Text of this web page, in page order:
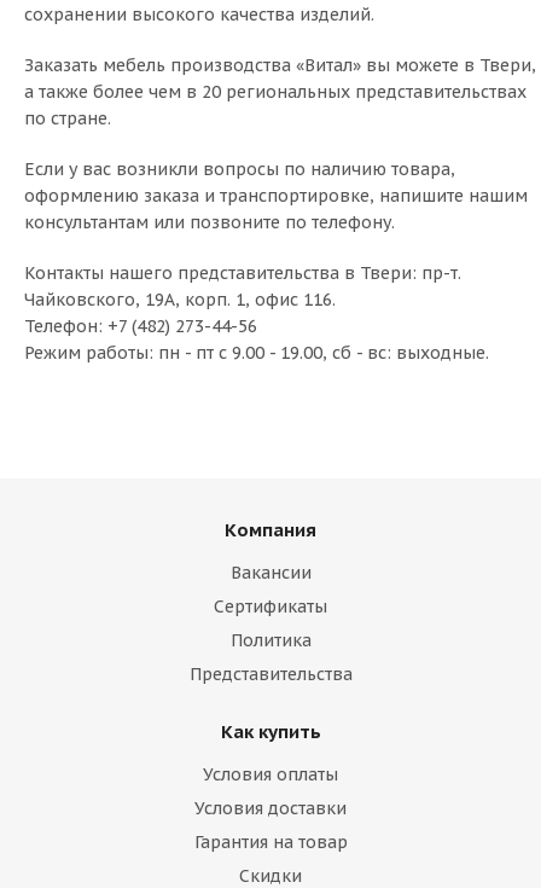
сохранении высокого качества изделий.
Заказать мебель производства «Витал» вы можете в Твери,
а также более чем в 20 региональных представительствах
по стране.
Если у вас возникли вопросы по наличию товара,
оформлению заказа и транспортировке, напишите нашим
консультантам или позвоните по телефону.
Контакты нашего представительства в Твери: пр-т.
Чайковского, 19А, корп. 1, офис 116.
Телефон: +7 (482) 273-44-56
Режим работы: пн - пт с 9.00 - 19.00, сб - вс: выходные.
Компания
Вакансии
Сертификаты
Политика
Представительства
Как купить
Условия оплаты
Условия доставки
Гарантия на товар
Скидки